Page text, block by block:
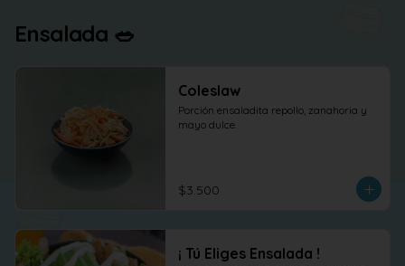
Ensalada 🥗
Coleslaw
Porción ensaladita repollo, zanahoria y
mayo dulce.
$3.500
¡ Tú Eliges Ensalada !